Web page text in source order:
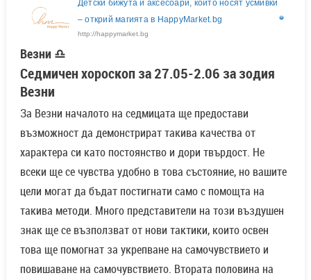
Детски бижута и аксесоари, които носят усмивки
– открий магията в HappyMarket.bg
http://happymarket.bg
Везни ♎
Седмичен хороскоп за 27.05-2.06 за зодия
Везни
За Везни началото на седмицата ще предостави
възможност да демонстрират такива качества от
характера си като постоянство и дори твърдост. Не
всеки ще се чувства удобно в това състояние, но вашите
цели могат да бъдат постигнати само с помощта на
такива методи. Много представители на този въздушен
знак ще се възползват от нови тактики, които освен
това ще помогнат за укрепване на самочувствието и
повишаване на самочувствието. Втората половина на